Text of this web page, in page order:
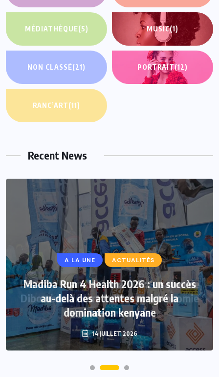
MÉDIATHÈQUE(5) MUSIC(1)
NON CLASSÉ(21) PORTRAIT(12)
RANC’ART(11)
Recent News
A LA UNE ACTUALITÉS
Madiba Run 4 Health 2026 : un succès
au-delà des attentes malgré la
domination kenyane
14 JUILLET 2026